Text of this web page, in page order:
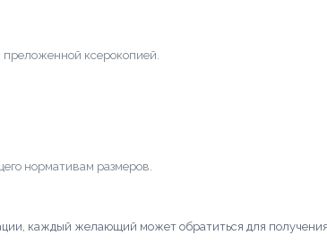
ксерокопией.
нормативам размеров.
каждый желающий может обратиться для